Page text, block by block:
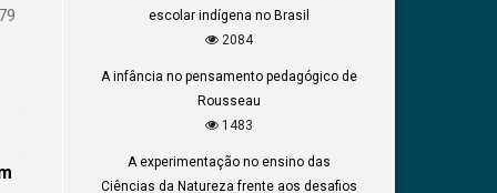
escolar indígena no Brasil
2084
A infância no pensamento pedagógico de
Rousseau
1483
A experimentação no ensino das
Ciências da Natureza frente aos desafios